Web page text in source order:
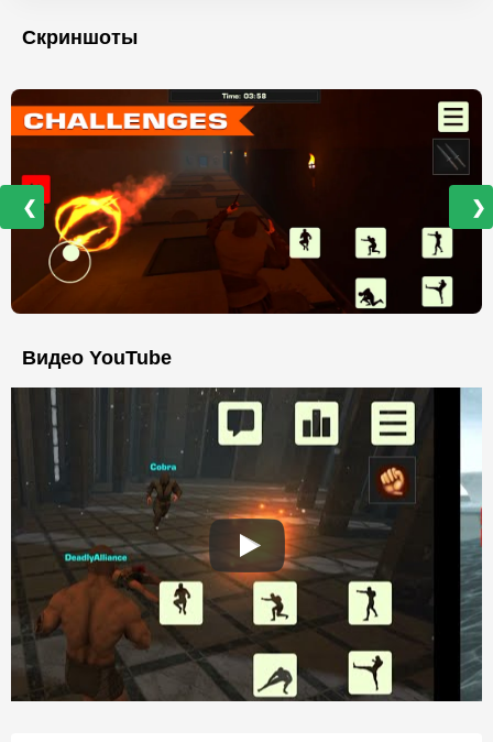
Скриншоты
❮ ❯
Видео YouTube